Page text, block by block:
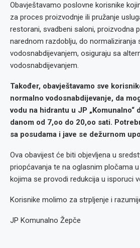
Obavještavamo poslovne korisnike
za proces proizvodnje ili pružanje
restorani, svadbeni saloni, proizvodna
narednom razdoblju, do normaliziranja
vodosnabdijevanjem, osiguraju sa
vodosnabdijevanjem.
Također, obavještavamo sve
normalno vodosnabdijevanje, da
vodu na hidrantu u JP „Komunalno“
danom od 7,oo do 20,oo sati.
sa posudama i jave se dežurnom
Ova obavijest će biti objevljena u
priopćavanja te na oglasnim pločama
kojima se provodi redukcija u isporuci
Korisnike molimo za strpljenje i
JP Komunalno Žepče